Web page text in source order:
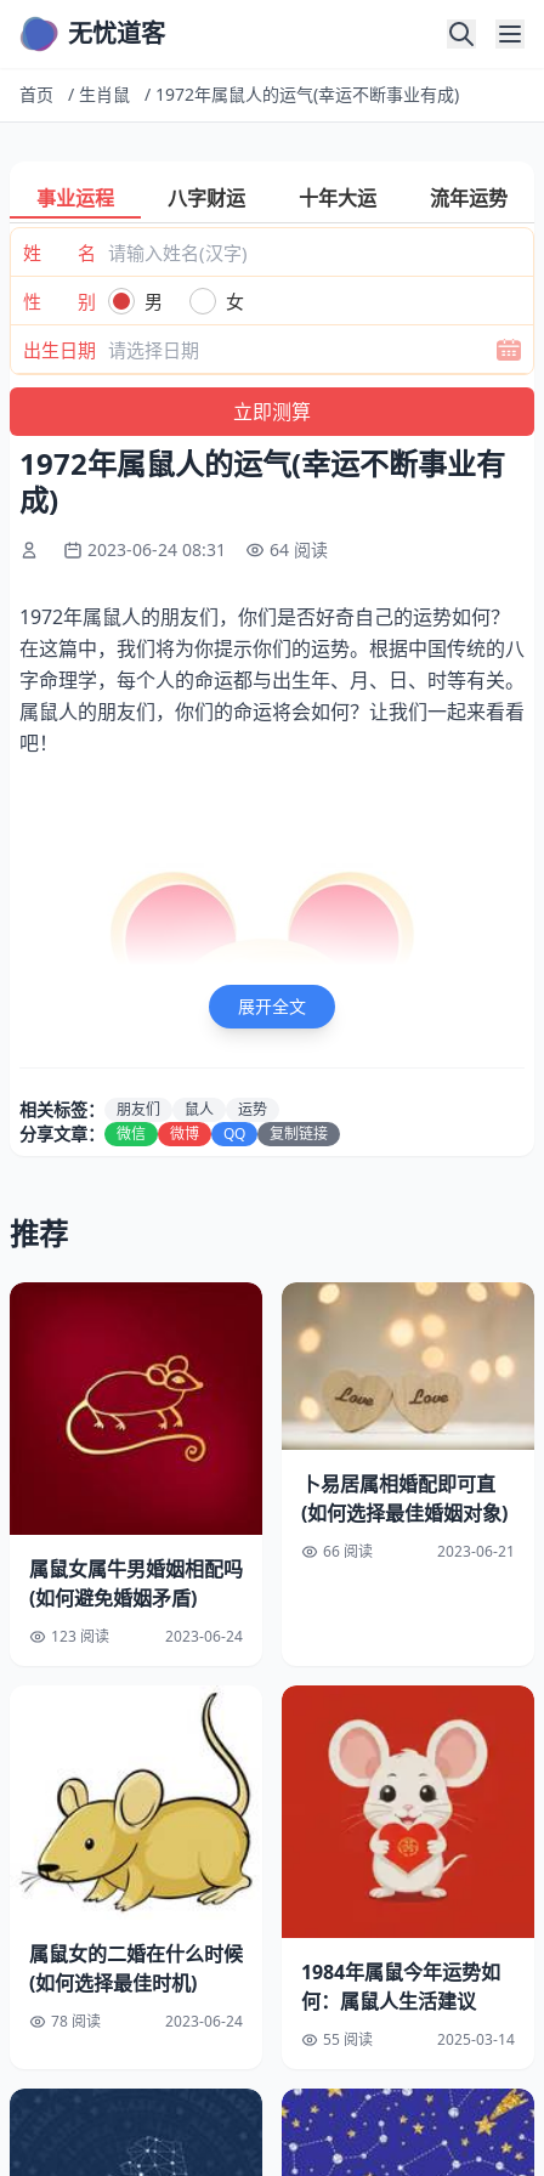
无忧道客
首页 / 生肖鼠 / 1972年属鼠人的运气(幸运不断事业有成)
事业运程 八字财运 十年大运 流年运势
姓 名
性 别
男
女
出生日期
1972年属鼠人的运气(幸运不断事业有
成)
2023-06-24 08:31 64 阅读
1972年属鼠人的朋友们，你们是否好奇自己的运势如何？
在这篇中，我们将为你提示你们的运势。根据中国传统的八
字命理学，每个人的命运都与出生年、月、日、时等有关。
属鼠人的朋友们，你们的命运将会如何？让我们一起来看看
吧！
1972年属鼠人的朋友们，你们的事业运势在今年将会有所
提升。你们在工作中会表现出色，得到上司和同事的认可和
赞赏。你们的努力和付出将会得到回报，有机会得到晋升或
加薪的机会。你们也需要注意自己的情绪管理，避免因为一
些小事而影响到自己的工作状态。
二、财运运势
今年，属鼠人的朋友们的财运运势也比较不错。你们可能会
财方面的问题，不要盲目跟风投资，要谨慎选择投资项目，
避免因为贪图小利而导致损失。
三、感情运势
在感情方面，属鼠人的朋友们今年的运势比较平稳。已婚的
朋友们，你们的婚姻关系会更加稳定，夫妻之间的感情也会
更加深厚。而单身的朋友们，今年有可能会遇到心仪的对
四、健康运势
在健康方面，属鼠人的朋友们需要注意保持良生活习惯，避
过度饮酒。如果有身体不适的情况，要及时就医，不要拖延
展开全文
相关标签： 朋友们 鼠人 运势
分享文章： 微信 微博 QQ 复制链接
推荐
属鼠女属牛男婚姻相配吗
(如何避免婚姻矛盾)
123 阅读 2023-06-24
卜易居属相婚配即可直
(如何选择最佳婚姻对象)
66 阅读 2023-06-21
属鼠女的二婚在什么时候
(如何选择最佳时机)
78 阅读 2023-06-24
1984年属鼠今年运势如
何：属鼠人生活建议
55 阅读 2025-03-14